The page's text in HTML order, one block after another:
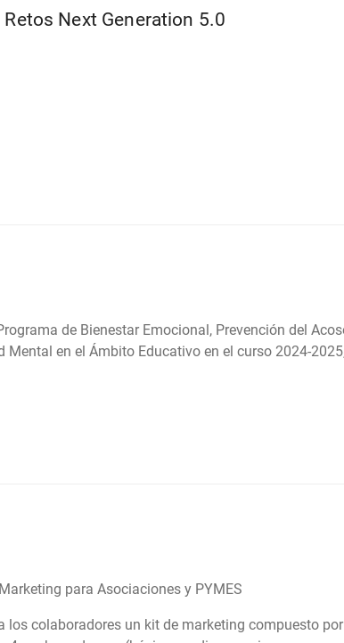
Next Generation 5.0
de Bienestar Emocional, Prevención del
Mental en el Ámbito Educativo en el curso 2024-
para Asociaciones y PYMES
los colaboradores un kit de marketing compuesto